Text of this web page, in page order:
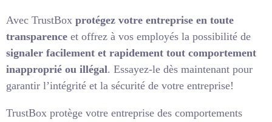
Avec TrustBox protégez votre entreprise en toute
transparence et offrez à vos employés la possibilité de
signaler facilement et rapidement tout comportement
inapproprié ou illégal. Essayez-le dès maintenant pour
garantir l’intégrité et la sécurité de votre entreprise!
TrustBox protège votre entreprise des comportements